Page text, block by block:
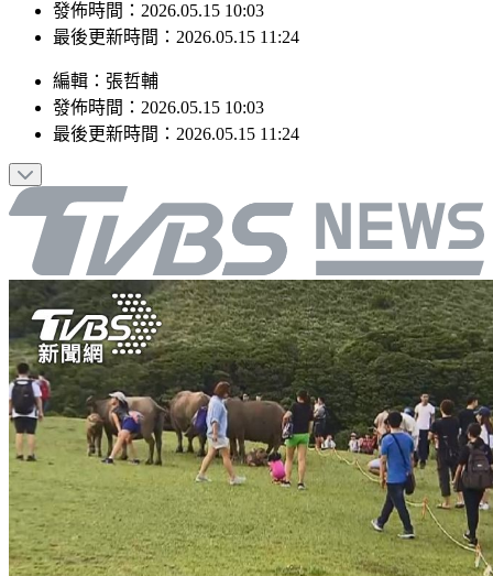
最後更新時間：2026.05.15 11:24
發佈時間：2026.05.15 10:03
最後更新時間：2026.05.15 11:24